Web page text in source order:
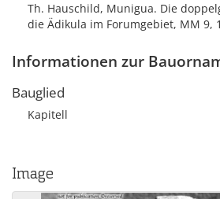
Th. Hauschild, Munigua. Die
die Ädikula im Forumgebiet, MM 9,
Informationen zur
Bauglied
Kapitell
Image